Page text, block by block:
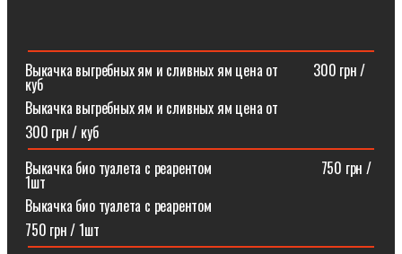
Выкачка выгребных ям и сливных ям цена от ⠀⠀⠀300 грн /
куб
Выкачка выгребных ям и сливных ям цена от
300 грн / куб
Выкачка био туалета с реарентом ⠀⠀⠀⠀⠀⠀⠀⠀⠀⠀750 грн /
1шт
Выкачка био туалета с реарентом
750 грн / 1шт